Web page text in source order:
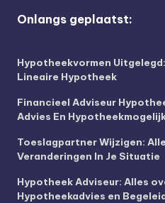
Onlangs geplaatst:
Hypotheekvormen
Lineaire Hypotheek
Financieel Adviseur
Advies En
Toeslagpartner Wijzigen:
Veranderingen In Je Situatie
Hypotheek Adviseur: Alles
Hypotheekadvies en